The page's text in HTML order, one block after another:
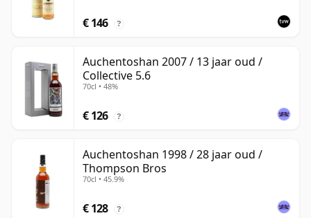
€ 146 ?
Auchentoshan 2007 / 13 jaar oud /
Collective 5.6
70cl • 48%
€ 126 ?
Auchentoshan 1998 / 28 jaar oud /
Thompson Bros
70cl • 45.9%
€ 128 ?